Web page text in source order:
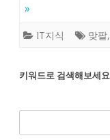
»
IT지식 맞팔,
키워드로 검색해보세요